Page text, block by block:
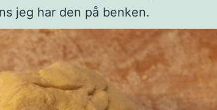
jeg har den på benken.